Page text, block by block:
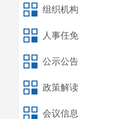
组织机构
人事任免
公示公告
政策解读
会议信息